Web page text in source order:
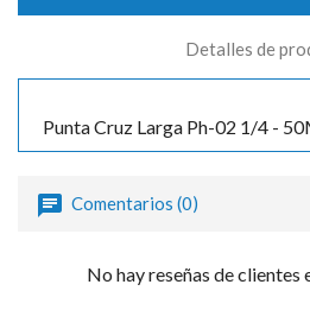
Detalles de
Punta Cruz Larga Ph-02 1/4 -
Comentarios (0)
No hay reseñas de clientes